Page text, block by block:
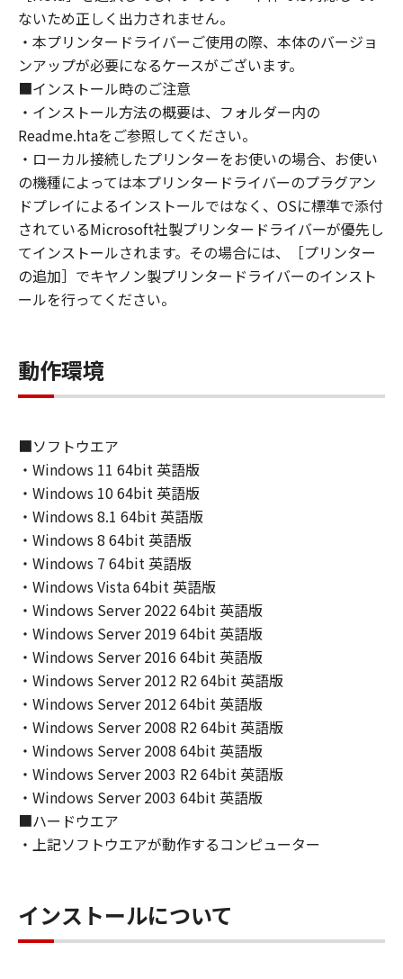
violation of any such laws, restrictions and
regulations, or without all necessary
approvals.
6. SUPPORT AND UPDATE
NEITHER CANON, CANON'S SUBSIDIARIES OR
AFFILIATES, THEIR DISTRIBUTORS, OR
DEALERS NOR CANON'S LICENSORS ARE
RESPONSIBLE FOR MAINTAINING OR
HELPING YOU TO USE THE SOFTWARE, OR
PROVIDING YOU WITH ANY UPDATES, FIXES
OR SUPPORT FOR THE SOFTWARE
HEREUNDER.
7. DISCLAIMER OF WARRANTIES AND
LIABILITY
[NO WARRANTY] THE SOFTWARE IS
INCLUDING, BUT NOT LIMITED TO THE
IMPLIED WARRANTIES OF MERCHANTABILITY
THE ENTIRE RISK AS TO THE QUALITY AND
PERFORMANCE OF THE SOFTWARE IS WITH
YOU. SHOULD THE SOFTWARE PROVE
DEFECTIVE, YOU ASSUME THE ENTIRE COST
OF ALL NECESSARY SERVICING, REPAIR OR
CORRECTION. SOME STATES OR LEGAL
JURISDICTIONS DO NOT ALLOW THE
EXCLUSION OF IMPLIED WARRANTIES, SO
THE ABOVE EXCLUSION MAY NOT APPLY TO
YOU.
THIS WARRANTY GIVES YOU SPECIFIC LEGAL
RIGHTS AND YOU MAY ALSO HAVE OTHER
RIGHTS WHICH VARY FROM STATE TO STATE
OR JURISDICTION TO JURISDICTION.
NEITHER CANON, CANON'S SUBSIDIARIES OR
AFFILIATES, THEIR DISTRIBUTORS, OR
DEALERS NOR CANON'S LICENSORS
WARRANT THAT THE FUNCTIONS
CONTAINED IN THE SOFTWARE WILL MEET
YOUR REQUIREMENTS OR THAT THE
[NO LIABILITY FOR DAMAGES] IN NO EVENT
SHALL EITHER CANON, CANON'S
ないため正しく出力されません。
・本プリンタードライバーご使用の際、本体のバージョ
ンアップが必要になるケースがございます。
■インストール時のご注意
・インストール方法の概要は、フォルダー内の
Readme.htaをご参照してください。
・ローカル接続したプリンターをお使いの場合、お使い
の機種によっては本プリンタードライバーのプラグアン
ドプレイによるインストールではなく、OSに標準で添付
されているMicrosoft社製プリンタードライバーが優先し
てインストールされます。その場合には、［プリンター
の追加］でキヤノン製プリンタードライバーのインスト
ールを行ってください。
動作環境
■ソフトウエア
・Windows 11 64bit 英語版
・Windows 10 64bit 英語版
・Windows 8.1 64bit 英語版
・Windows 8 64bit 英語版
・Windows 7 64bit 英語版
・Windows Vista 64bit 英語版
・Windows Server 2022 64bit 英語版
・Windows Server 2019 64bit 英語版
・Windows Server 2016 64bit 英語版
・Windows Server 2012 R2 64bit 英語版
・Windows Server 2012 64bit 英語版
・Windows Server 2008 R2 64bit 英語版
・Windows Server 2008 64bit 英語版
・Windows Server 2003 R2 64bit 英語版
・Windows Server 2003 64bit 英語版
■ハードウエア
・上記ソフトウエアが動作するコンピューター
インストールについて